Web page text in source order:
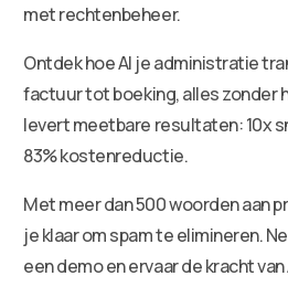
met rechtenbeheer.
Ontdek hoe AI je administratie
factuur tot boeking, alles zonder
levert meetbare resultaten: 10x
83% kostenreductie.
Met meer dan 500 woorden aan
je klaar om spam te elimineren.
een demo en ervaar de kracht van